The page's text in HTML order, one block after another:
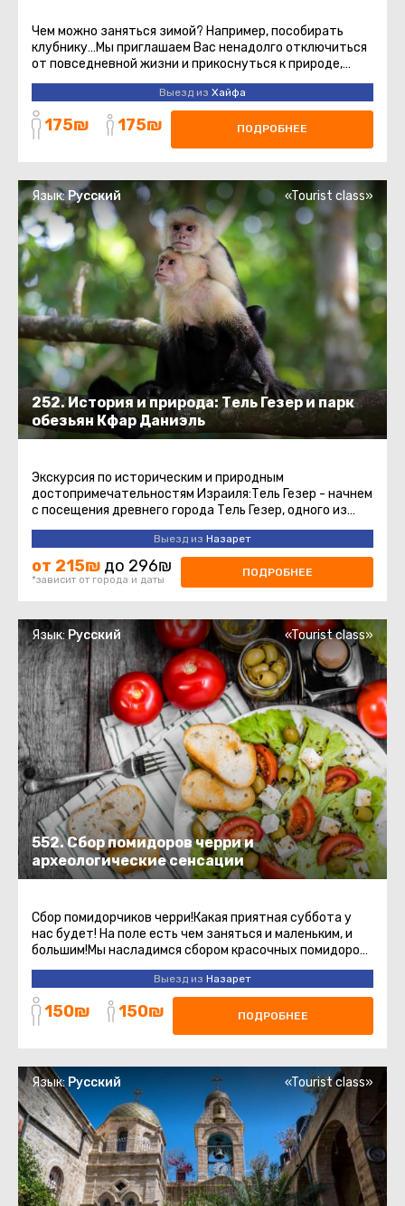
Чем можно заняться зимой? Например, пособирать
клубнику…Мы приглашаем Вас ненадолго отключиться
от повседневной жизни и прикоснуться к природе,
увидеть цвета, вдохнуть ...
Выезд из Хайфа
175₪ 175₪ ПОДРОБНЕЕ
252. История и природа: Тель Гезер и парк
обезьян Кфар Даниэль
Язык:Русский «Tourist class»
Экскурсия по историческим и природным
достопримечательностям Израиля:Тель Гезер - начнем
с посещения древнего города Тель Гезер, одного из
важнейших археологических ...
Выезд из Назарет
от 215₪ до 296₪
*зависит от города и даты
ПОДРОБНЕЕ
552. Сбор помидоров черри и
археологические сенсации
Язык:Русский «Tourist class»
Cбор помидорчиков черри!Какая приятная суббота у
нас будет! На поле есть чем заняться и маленьким, и
большим!Мы насладимся сбором красочных помидоров
черри.Хозяева сада ...
Выезд из Назарет
150₪ 150₪ ПОДРОБНЕЕ
Язык: Русский «Tourist class»